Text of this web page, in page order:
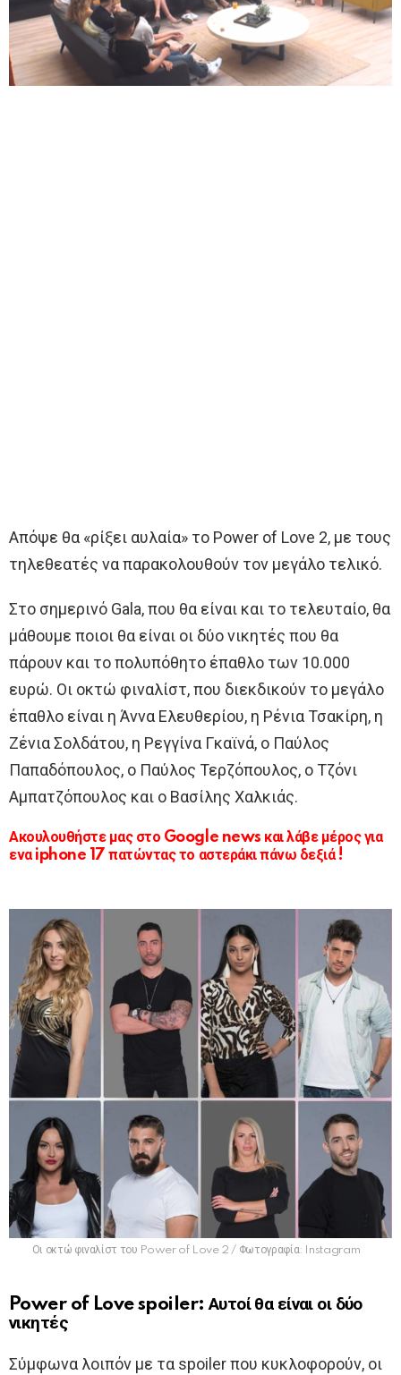
Απόψε θα «ρίξει αυλαία» το Power of Love 2, με τους
τηλεθεατές να παρακολουθούν τον μεγάλο τελικό.
Στο σημερινό Gala, που θα είναι και το τελευταίο, θα
μάθουμε ποιοι θα είναι οι δύο νικητές που θα
πάρουν και το πολυπόθητο έπαθλο των 10.000
ευρώ. Οι οκτώ φιναλίστ, που διεκδικούν το μεγάλο
έπαθλο είναι η Άννα Ελευθερίου, η Ρένια Τσακίρη, η
Ζένια Σολδάτου, η Ρεγγίνα Γκαϊνά, ο Παύλος
Παπαδόπουλος, ο Παύλος Τερζόπουλος, ο Τζόνι
Αμπατζόπουλος και ο Βασίλης Χαλκιάς.
Ακουλουθήστε μας στο Google news και λάβε μέρος για
ενα iphone 17 πατώντας το αστεράκι πάνω δεξιά !
Οι οκτώ φιναλίστ του Power of Love 2 / Φωτογραφία: Instagram
Power of Love spoiler: Αυτοί θα είναι οι δύο
νικητές
Σύμφωνα λοιπόν με τα spoiler που κυκλοφορούν, οι